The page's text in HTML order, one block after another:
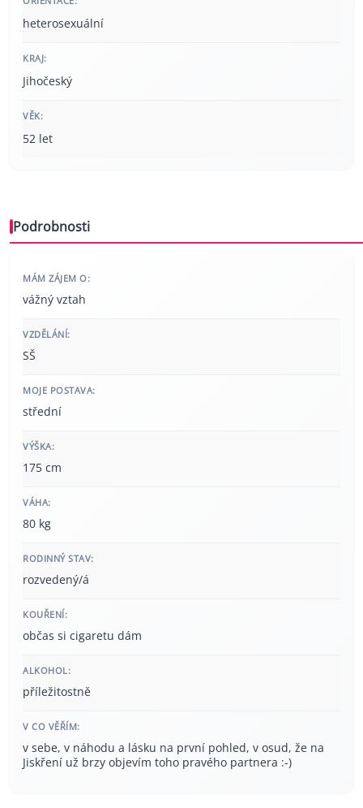
heterosexuální
KRAJ:
Jihočeský
VĚK:
52 let
Podrobnosti
MÁM ZÁJEM O:
vážný vztah
VZDĚLÁNÍ:
SŠ
MOJE POSTAVA:
střední
VÝŠKA:
175 cm
VÁHA:
80 kg
RODINNÝ STAV:
rozvedený/á
KOUŘENÍ:
občas si cigaretu dám
ALKOHOL:
příležitostně
V CO VĚŘÍM:
v sebe, v náhodu a lásku na první pohled, v osud, že na
Jiskření už brzy objevím toho pravého partnera :-)